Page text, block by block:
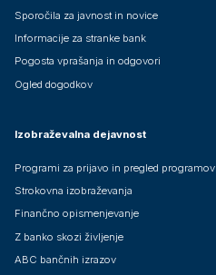
Sporočila za javnost in novice
Informacije za stranke bank
Pogosta vprašanja in odgovori
Ogled dogodkov
Izobraževalna dejavnost
Programi za prijavo in pregled programov
Strokovna izobraževanja
Finančno opismenjevanje
Z banko skozi življenje
ABC bančnih izrazov